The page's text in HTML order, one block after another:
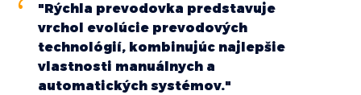
"Rýchla prevodovka predstavuje
vrchol evolúcie prevodových
technológií, kombinujúc najlepšie
vlastnosti manuálnych a
automatických systémov."